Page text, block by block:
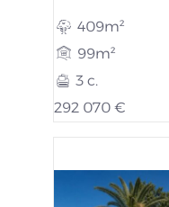
409m²
99m²
3 c.
292 070 €